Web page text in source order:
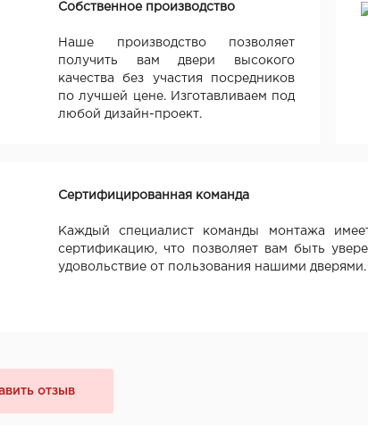
Собственное производство
Наше производство позволяет
получить вам двери высокого
качества без участия посредников
по лучшей цене. Изготавливаем под
любой дизайн-проект.
Сертифицированная команда
Каждый специалист команды монтажа
сертификацию, что позволяет вам быть
удовольствие от пользования нашими дверями.
отзыв